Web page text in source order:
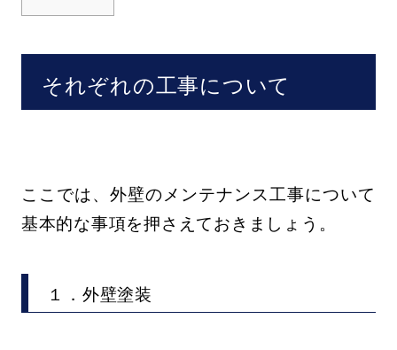
それぞれの工事について
ここでは、外壁のメンテナンス工事について
基本的な事項を押さえておきましょう。
１．外壁塗装